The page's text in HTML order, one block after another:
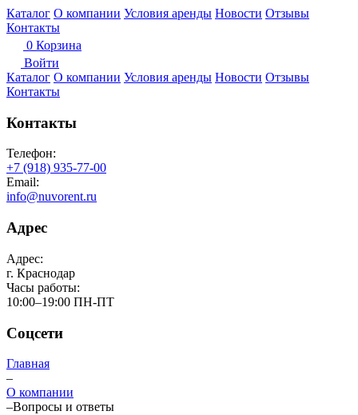
Каталог О компании Условия аренды Новости Отзывы
Контакты
0 Корзина
Войти
Каталог О компании Условия аренды Новости Отзывы
Контакты
Контакты
Телефон:
+7 (918) 935-77-00
Email:
info@nuvorent.ru
Адрес
Адрес:
г. Краснодар
Часы работы:
10:00–19:00 ПН-ПТ
Соцсети
Главная
–
О компании
–Вопросы и ответы